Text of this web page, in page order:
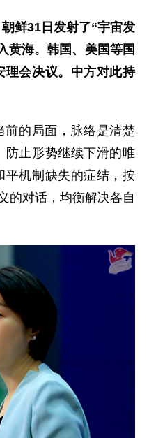
鲜31日发射了“宇宙发
黄海。韩国、美国等国
理会决议。中方对此持
的局面，脉络是清楚
防止形势继续下滑的唯
平机制缺失的症结，按
的对话，均衡解决各自